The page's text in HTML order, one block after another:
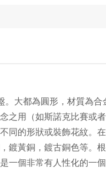
。大都為圓形，材質為合
之用（如斯諾克比賽或者
同的形狀或裝飾花紋。在
鍍黃銅，鍍古銅色等。根
一個非常有人性化的一個